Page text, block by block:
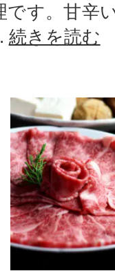
です。甘辛
続きを読む